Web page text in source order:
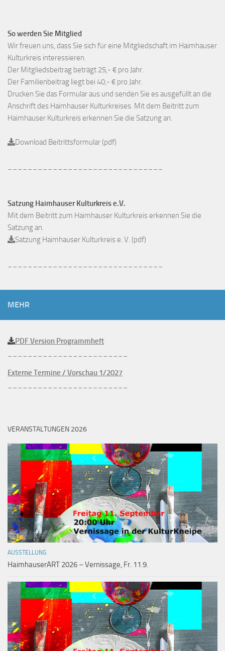
So werden Sie Mitglied
Wir freuen uns, dass Sie sich für eine Mitgliedschaft im Haimhauser
Kulturkreis interessieren.
Der Mitgliedsbeitrag beträgt 25,- € pro Jahr.
Der Familienbeitrag liegt bei 40,- € pro Jahr.
Drucken Sie das Formular aus und senden Sie es ausgefüllt an die
Anschrift des Haimhauser Kulturkreises. Mit dem Beitritt zum
Haimhauser Kulturkreis erkennen Sie die Satzung an.
Download Beitrittsformular (pdf)
Satzung Haimhauser Kulturkreis e.V.
Mit dem Beitritt zum Haimhauser Kulturkreis erkennen Sie die
Satzung an.
Satzung Haimhauser Kulturkreis e. V. (pdf)
MEHR
PDF Version Programmheft
Externe Termine / Vorschau 1/2027
VERANSTALTUNGEN 2026
AUSSTELLUNG
HaimhauserART 2026 – Vernissage, Fr. 11.9.